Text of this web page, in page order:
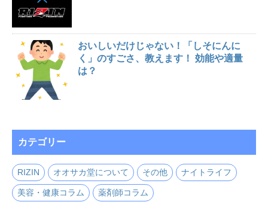
おいしいだけじゃない！「しそにんに
く」のすごさ、教えます！ 効能や適量
は？
カテゴリー
RIZIN オオサカ堂について その他 ナイトライフ
美容・健康コラム 薬剤師コラム